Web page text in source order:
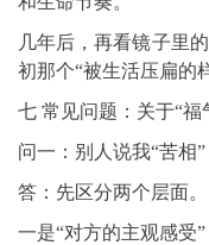
几年后，再看镜子里
初那个“被生活压扁的
七 常见问题：关于“福
问一：别人说我“苦相
答：先区分两个层面。
一是“对方的主观感受”